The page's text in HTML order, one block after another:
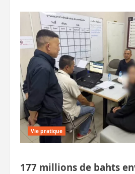
Exposition
consacrée
à
la
culture
Akha
à
la
Kunsthalle
Vie pratique
177 millions de bahts